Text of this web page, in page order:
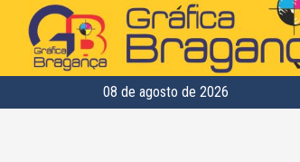
08 de agosto de 2026